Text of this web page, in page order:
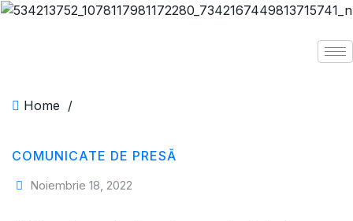
Home /
COMUNICATE DE PRESĂ
Noiembrie 18, 2022